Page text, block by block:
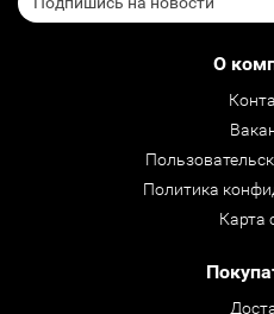
О
Политика
Карта